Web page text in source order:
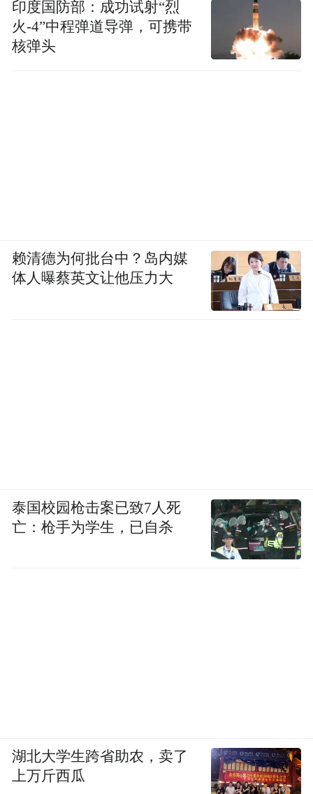
印度国防部：成功试射“烈
火-4”中程弹道导弹，可携带
核弹头
赖清德为何批台中？岛内媒
体人曝蔡英文让他压力大
泰国校园枪击案已致7人死
亡：枪手为学生，已自杀
湖北大学生跨省助农，卖了
上万斤西瓜